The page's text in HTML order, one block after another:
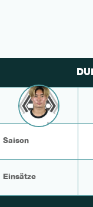
Saison
Einsätze